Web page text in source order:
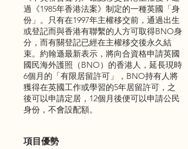
過《1985年香港法案》制定的一種英國「身
份」。只有在1997年主權移交前，通過出生
或登記而與香港有聯繫的人方可取得BNO身
分，而有關登記已經在主權移交後永久結
束。約翰遜最新表示，將向合資格申請英國
國民海外護照（BNO）的香港人，延長現時
6個月的「有限居留許可」，BNO持有人將
獲得在英國工作或學習的5年居留許可，之
後可以申請定居，12個月後便可以申請公民
身份，不會設配額。
項目優勢